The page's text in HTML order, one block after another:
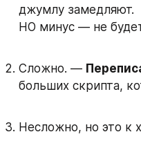
джумлу замедляют.
НО минус — не
Сложно. —
больших скрипта,
Несложно, но это к